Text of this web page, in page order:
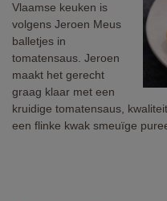
Vlaamse keuken is
volgens Jeroen Meus
balletjes in
tomatensaus. Jeroen
maakt het gerecht
graag klaar met een
kruidige tomatensaus,
een flinke kwak smeuïge